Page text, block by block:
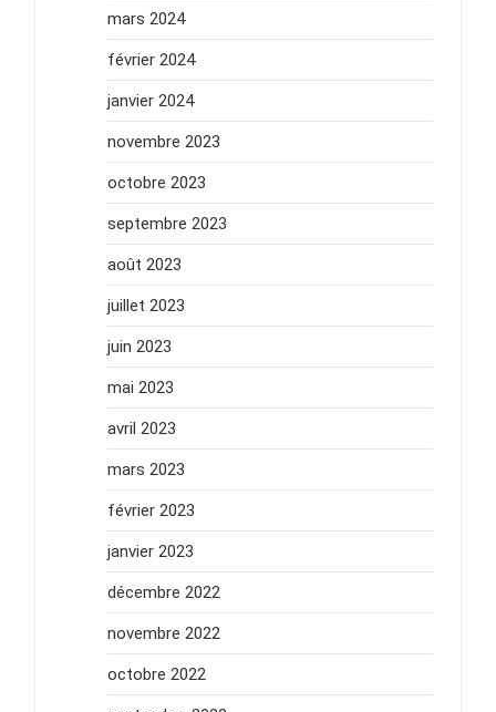
mars 2024
février 2024
janvier 2024
novembre 2023
octobre 2023
septembre 2023
août 2023
juillet 2023
juin 2023
mai 2023
avril 2023
mars 2023
février 2023
janvier 2023
décembre 2022
novembre 2022
octobre 2022